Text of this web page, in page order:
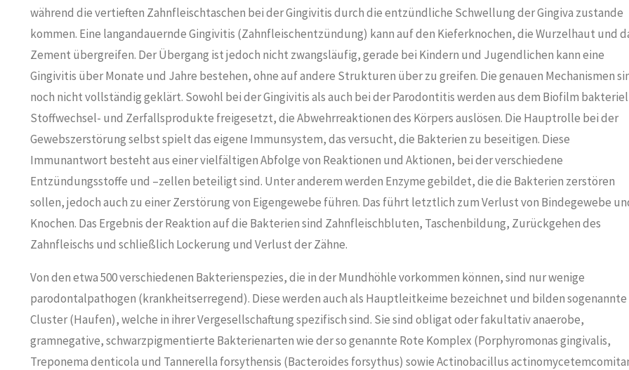
während die vertieften Zahnfleischtaschen bei der Gingivitis durch die entzündliche Schwellung der Gingiva zustande
kommen. Eine langandauernde Gingivitis (Zahnfleischentzündung) kann auf den Kieferknochen, die Wurzelhaut und
Zement übergreifen. Der Übergang ist jedoch nicht zwangsläufig, gerade bei Kindern und Jugendlichen kann eine
Gingivitis über Monate und Jahre bestehen, ohne auf andere Strukturen über zu greifen. Die genauen Mechanismen
noch nicht vollständig geklärt. Sowohl bei der Gingivitis als auch bei der Parodontitis werden aus dem Biofilm
Stoffwechsel- und Zerfallsprodukte freigesetzt, die Abwehrreaktionen des Körpers auslösen. Die Hauptrolle bei der
Gewebszerstörung selbst spielt das eigene Immunsystem, das versucht, die Bakterien zu beseitigen. Diese
Immunantwort besteht aus einer vielfältigen Abfolge von Reaktionen und Aktionen, bei der verschiedene
Entzündungsstoffe und –zellen beteiligt sind. Unter anderem werden Enzyme gebildet, die die Bakterien zerstören
sollen, jedoch auch zu einer Zerstörung von Eigengewebe führen. Das führt letztlich zum Verlust von Bindegewebe
Knochen. Das Ergebnis der Reaktion auf die Bakterien sind Zahnfleischbluten, Taschenbildung, Zurückgehen des
Zahnfleischs und schließlich Lockerung und Verlust der Zähne.
Von den etwa 500 verschiedenen Bakterienspezies, die in der Mundhöhle vorkommen können, sind nur wenige
parodontalpathogen (krankheitserregend). Diese werden auch als Hauptleitkeime bezeichnet und bilden sogenannte
Cluster (Haufen), welche in ihrer Vergesellschaftung spezifisch sind. Sie sind obligat oder fakultativ anaerobe,
gramnegative, schwarzpigmentierte Bakterienarten wie der so genannte Rote Komplex (Porphyromonas gingivalis,
Treponema denticola und Tannerella forsythensis (Bacteroides forsythus) sowie Actinobacillus